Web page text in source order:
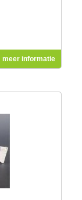
meer informatie